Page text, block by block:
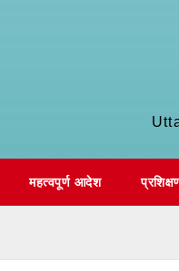
महत्वपूर्ण आदेश